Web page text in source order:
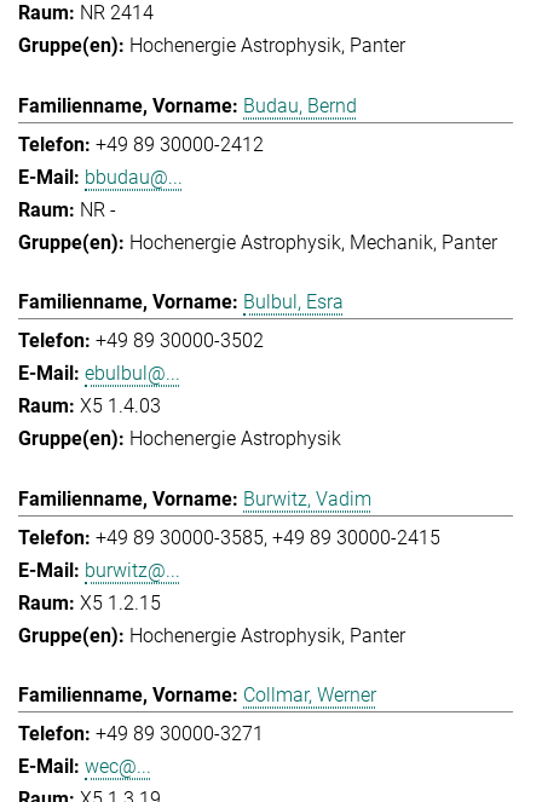
NR 2414
Hochenergie Astrophysik Panter
Budau, Bernd
+49 89 30000-2412
bbudau@...
NR -
Hochenergie Astrophysik Mechanik Panter
Bulbul, Esra
+49 89 30000-3502
ebulbul@...
X5 1.4.03
Hochenergie Astrophysik
Burwitz, Vadim
+49 89 30000-3585 +49 89 30000-2415
burwitz@...
X5 1.2.15
Hochenergie Astrophysik Panter
Collmar, Werner
+49 89 30000-3271
wec@...